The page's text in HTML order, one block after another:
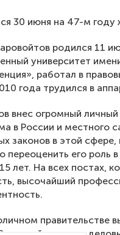
30 июня на 47-м году
родился 11
университет
работал в
года трудился в
внес огромный
в России и местного
законов в этой
переоценить его роль
лет. На всех постах,
высочайший
правительстве